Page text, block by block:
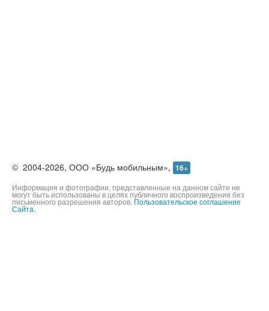
©2004-2026,ООО «Будь мобильным», 16+
Информация и фотографии, представленные на данном сайте не
могут быть использованы в целях публичного воспроизведения без